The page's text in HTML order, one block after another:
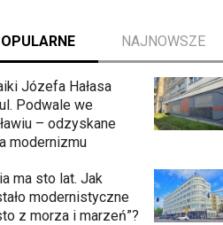
NAJNOWSZE
Józefa Hałasa
Podwale we
– odzyskane
modernizmu
ma sto lat. Jak
modernistyczne
z morza i marzeń”?